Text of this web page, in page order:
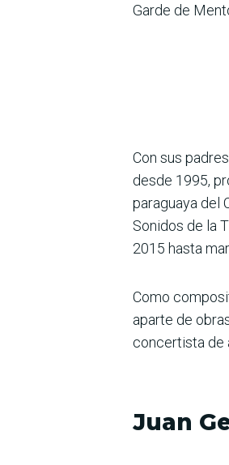
Garde de
Con sus
desde 1995,
paraguaya del
Sonidos de la
2015 hasta
Como
aparte de
concertista de
Juan